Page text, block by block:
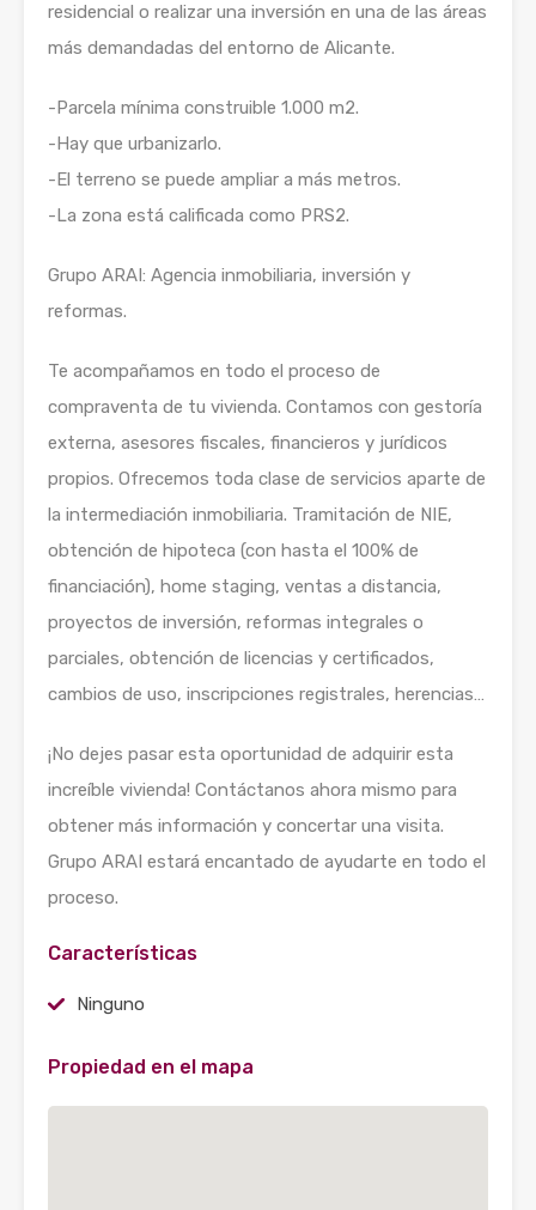
residencial o realizar una inversión en una de las áreas
más demandadas del entorno de Alicante.
-Parcela mínima construible 1.000 m2.
-Hay que urbanizarlo.
-El terreno se puede ampliar a más metros.
-La zona está calificada como PRS2.
Grupo ARAI: Agencia inmobiliaria, inversión y
reformas.
Te acompañamos en todo el proceso de
compraventa de tu vivienda. Contamos con gestoría
externa, asesores fiscales, financieros y jurídicos
propios. Ofrecemos toda clase de servicios aparte de
la intermediación inmobiliaria. Tramitación de NIE,
obtención de hipoteca (con hasta el 100% de
financiación), home staging, ventas a distancia,
proyectos de inversión, reformas integrales o
parciales, obtención de licencias y certificados,
cambios de uso, inscripciones registrales, herencias…
¡No dejes pasar esta oportunidad de adquirir esta
increíble vivienda! Contáctanos ahora mismo para
obtener más información y concertar una visita.
Grupo ARAI estará encantado de ayudarte en todo el
proceso.
Características
Ninguno
Propiedad en el mapa